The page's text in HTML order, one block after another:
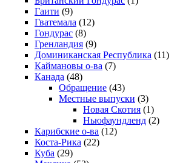
Гаити (9)
Гватемала (12)
Гондурас (8)
Гренландия (9)
Доминиканская Республика (11)
Каймановы о-ва (7)
Канада (48)
Обращение (43)
Местные выпуски (3)
Новая Скотия (1)
Ньюфаундленд (2)
Карибские о-ва (12)
Коста-Рика (22)
Куба (29)